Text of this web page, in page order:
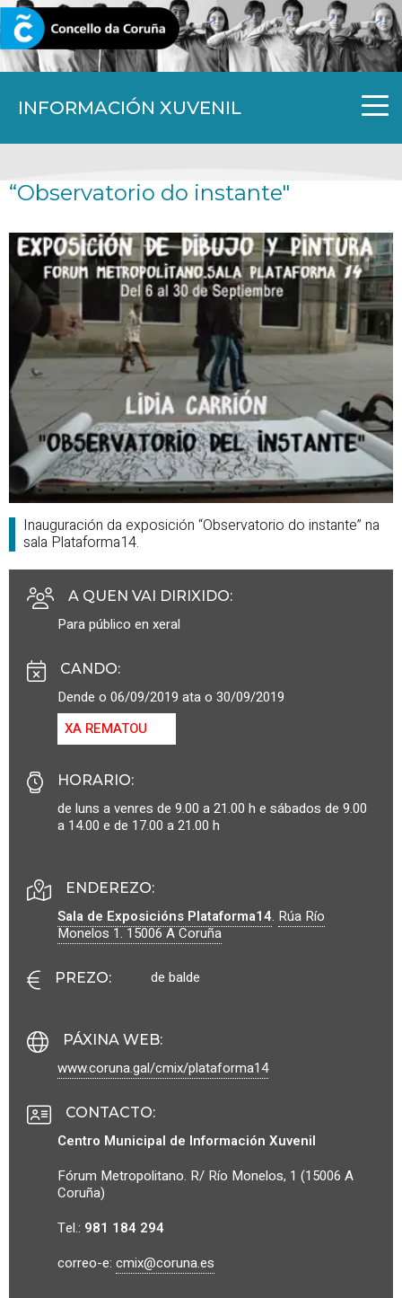
INFORMACIÓN XUVENIL
CORUNA.GAL
“Observatorio do instante"
Inauguración da exposición “Observatorio do instante” na
sala Plataforma14.
A QUEN VAI DIRIXIDO:
Para público en xeral
CANDO:
Dende o 06/09/2019 ata o 30/09/2019
XA REMATOU
HORARIO:
de luns a venres de 9.00 a 21.00 h e sábados de 9.00
a 14.00 e de 17.00 a 21.00 h
ENDEREZO:
Sala de Exposicións Plataforma14. Rúa Río
Monelos 1.15006A Coruña
PREZO: de balde
PÁXINA WEB:
www.coruna.gal/cmix/plataforma14
CONTACTO:
Centro Municipal de Información Xuvenil
Fórum Metropolitano. R/ Río Monelos, 1 (15006 A
Coruña)
Tel.: 981 184 294
correo-e: cmix@coruna.es